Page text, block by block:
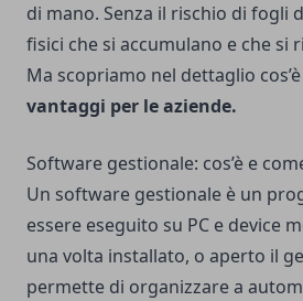
di mano. Senza il rischio di fogli
fisici che si accumulano e che si
Ma scopriamo nel dettaglio
vantaggi per le aziende.
Software gestionale: cos’è e
Un software gestionale è un
essere eseguito su PC e device
una volta installato, o aperto il
permette di organizzare a